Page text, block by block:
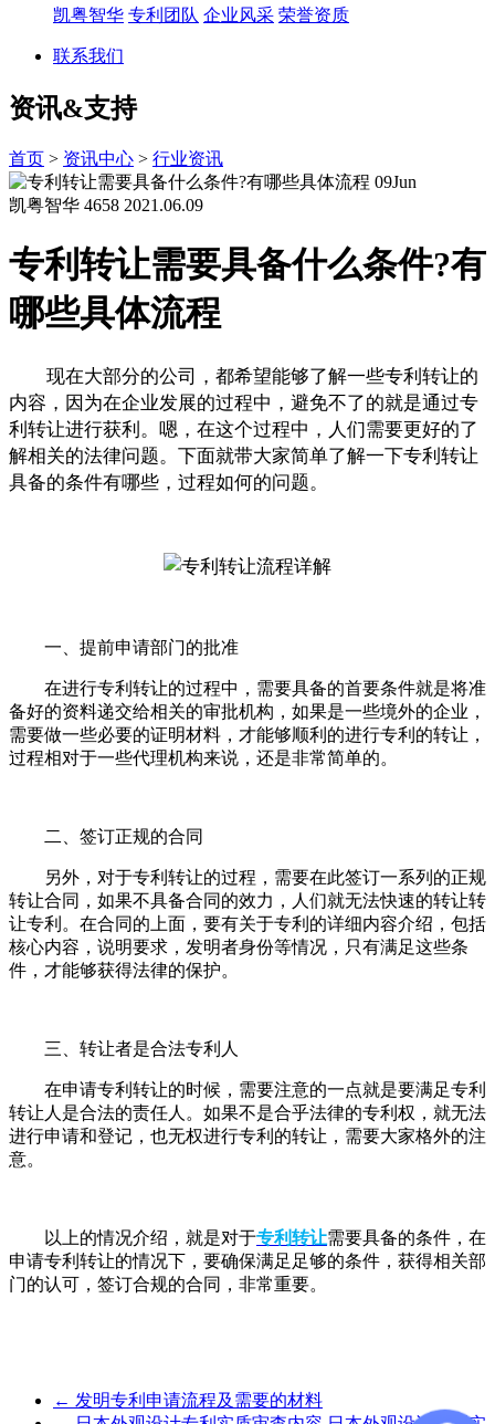
凯粤智华 专利团队 企业风采 荣誉资质
联系我们
资讯&支持
首页 > 资讯中心 > 行业资讯
09Jun
凯粤智华 4658 2021.06.09
专利转让需要具备什么条件?有
哪些具体流程
现在大部分的公司，都希望能够了解一些专利转让的
内容，因为在企业发展的过程中，避免不了的就是通过专
利转让进行获利。嗯，在这个过程中，人们需要更好的了
解相关的法律问题。下面就带大家简单了解一下专利转让
具备的条件有哪些，过程如何的问题。
一、提前申请部门的批准
在进行专利转让的过程中，需要具备的首要条件就是将准
备好的资料递交给相关的审批机构，如果是一些境外的企业，
需要做一些必要的证明材料，才能够顺利的进行专利的转让，
过程相对于一些代理机构来说，还是非常简单的。
二、签订正规的合同
另外，对于专利转让的过程，需要在此签订一系列的正规
转让合同，如果不具备合同的效力，人们就无法快速的转让转
让专利。在合同的上面，要有关于专利的详细内容介绍，包括
核心内容，说明要求，发明者身份等情况，只有满足这些条
件，才能够获得法律的保护。
三、转让者是合法专利人
在申请专利转让的时候，需要注意的一点就是要满足专利
转让人是合法的责任人。如果不是合乎法律的专利权，就无法
进行申请和登记，也无权进行专利的转让，需要大家格外的注
意。
以上的情况介绍，就是对于专利转让需要具备的条件，在
申请专利转让的情况下，要确保满足足够的条件，获得相关部
门的认可，签订合规的合同，非常重要。
← 发明专利申请流程及需要的材料